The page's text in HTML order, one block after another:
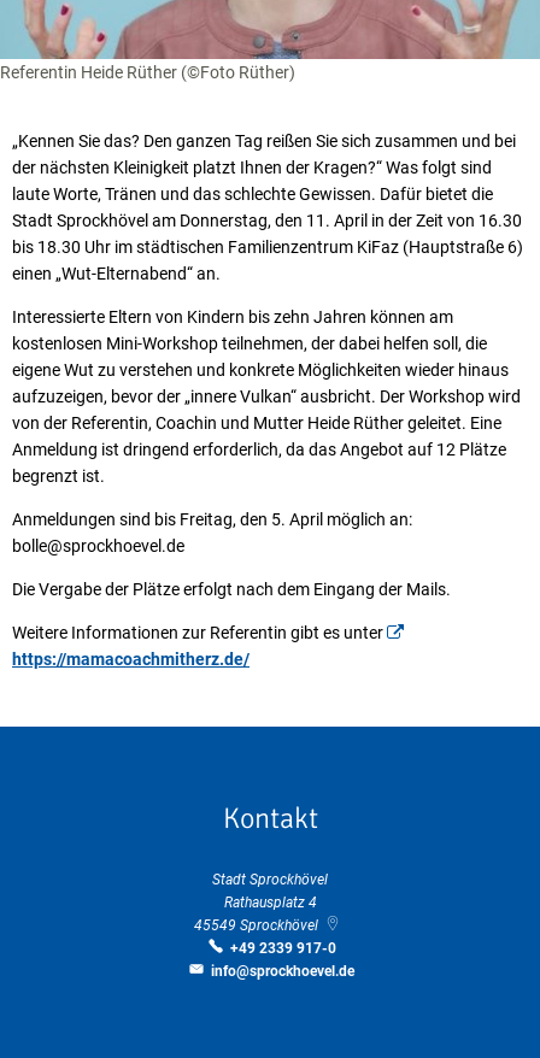
Referentin Heide Rüther (©Foto Rüther)
„Kennen Sie das? Den ganzen Tag reißen Sie sich zusammen und bei
der nächsten Kleinigkeit platzt Ihnen der Kragen?“ Was folgt sind
laute Worte, Tränen und das schlechte Gewissen. Dafür bietet die
Stadt Sprockhövel am Donnerstag, den 11. April in der Zeit von 16.30
bis 18.30 Uhr im städtischen Familienzentrum KiFaz (Hauptstraße 6)
einen „Wut-Elternabend“ an.
Interessierte Eltern von Kindern bis zehn Jahren können am
kostenlosen Mini-Workshop teilnehmen, der dabei helfen soll, die
eigene Wut zu verstehen und konkrete Möglichkeiten wieder hinaus
aufzuzeigen, bevor der „innere Vulkan“ ausbricht. Der Workshop wird
von der Referentin, Coachin und Mutter Heide Rüther geleitet. Eine
Anmeldung ist dringend erforderlich, da das Angebot auf 12 Plätze
begrenzt ist.
Anmeldungen sind bis Freitag, den 5. April möglich an:
bolle@sprockhoevel.de
Die Vergabe der Plätze erfolgt nach dem Eingang der Mails.
Weitere Informationen zur Referentin gibt es unter
https://mamacoachmitherz.de/
Kontakt
Stadt Sprockhövel
Rathausplatz 4
45549 Sprockhövel
+49 2339 917-0
info@sprockhoevel.de